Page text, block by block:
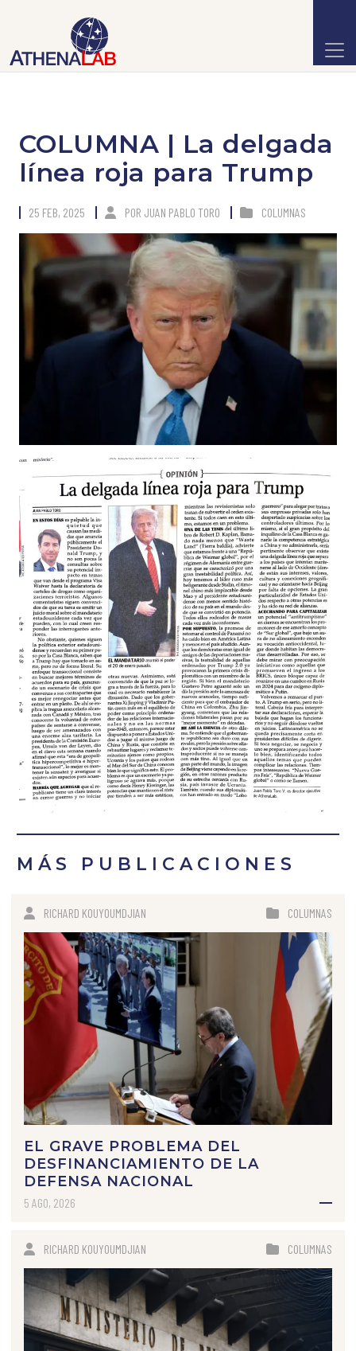
COLUMNA | La delgada
línea roja para Trump
25 FEB, 2025 POR JUAN PABLO TORO COLUMNAS
MÁS PUBLICACIONES
RICHARD KOUYOUMDJIAN COLUMNAS
EL GRAVE PROBLEMA DEL
DESFINANCIAMIENTO DE LA
DEFENSA NACIONAL
5 AGO, 2026
RICHARD KOUYOUMDJIAN COLUMNAS